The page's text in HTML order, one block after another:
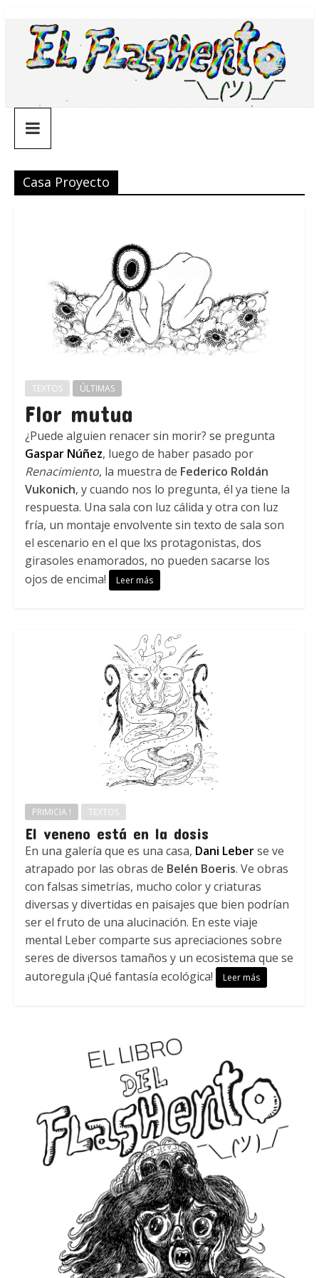
contenido
¯\_(ツ)_/
¯
Casa Proyecto
TEXTOS ÚLTIMAS
Flor mutua
¿Puede alguien renacer sin morir? se pregunta
Gaspar Núñez, luego de haber pasado por
Renacimiento, la muestra de Federico Roldán
Vukonich, y cuando nos lo pregunta, él ya tiene la
respuesta. Una sala con luz cálida y otra con luz
fría, un montaje envolvente sin texto de sala son
el escenario en el que lxs protagonistas, dos
girasoles enamorados, no pueden sacarse los
ojos de encima!
Leer más
PRIMICIA ! TEXTOS
El veneno está en la dosis
En una galería que es una casa, Dani Leberse ve
atrapado por las obras de Belén Boeris. Ve obras
con falsas simetrías, mucho color y criaturas
diversas y divertidas en paisajes que bien podrían
ser el fruto de una alucinación. En este viaje
mental Leber comparte sus apreciaciones sobre
seres de diversos tamaños y un ecosistema que se
autoregula ¡Qué fantasía ecológica!
Leer más